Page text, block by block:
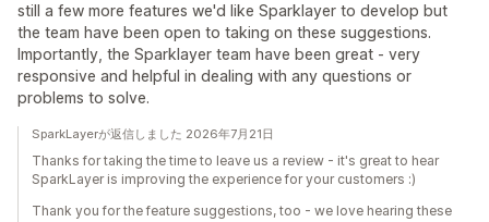
still a few more features we'd like Sparklayer to develop but
the team have been open to taking on these suggestions.
Importantly, the Sparklayer team have been great - very
responsive and helpful in dealing with any questions or
problems to solve.
SparkLayerが返信しました 2026年7月21日
Thanks for taking the time to leave us a review - it's great to hear
SparkLayer is improving the experience for your customers :)
Thank you for the feature suggestions, too - we love hearing these